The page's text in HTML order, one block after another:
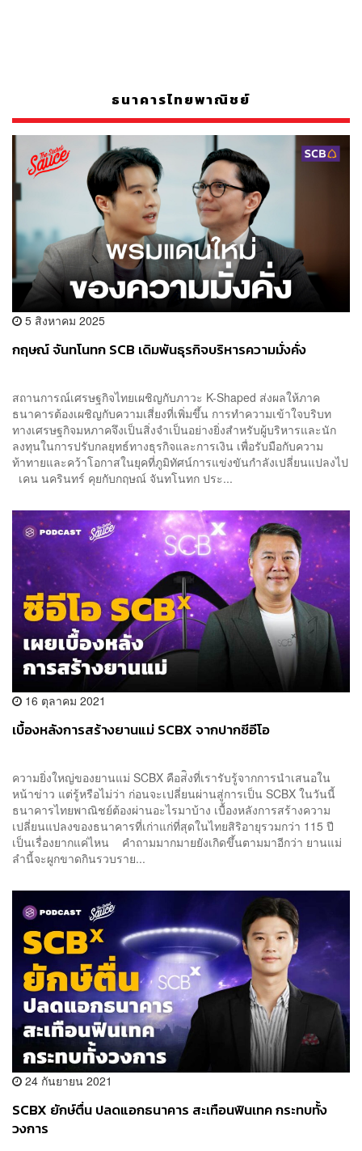
ธนาคารไทยพาณิชย์
5 สิงหาคม 2025
กฤษณ์ จันทโนทก SCB เดิมพันธุรกิจบริหารความมั่งคั่ง
สถานการณ์เศรษฐกิจไทยเผชิญกับภาวะ K-Shaped ส่งผลให้ภาค
ธนาคารต้องเผชิญกับความเสี่ยงที่เพิ่มขึ้น การทำความเข้าใจบริบท
ทางเศรษฐกิจมหภาคจึงเป็นสิ่งจำเป็นอย่างยิ่งสำหรับผู้บริหารและนัก
ลงทุนในการปรับกลยุทธ์ทางธุรกิจและการเงิน เพื่อรับมือกับความ
ท้าทายและคว้าโอกาสในยุคที่ภูมิทัศน์การแข่งขันกำลังเปลี่ยนแปลงไป
เคน นครินทร์ คุยกับกฤษณ์ จันทโนทก ประ...
16 ตุลาคม 2021
เบื้องหลังการสร้างยานแม่ SCBX จากปากซีอีโอ
ความยิ่งใหญ่ของยานแม่ SCBX คือส่ิงที่เรารับรู้จากการนำเสนอใน
หน้าข่าว แต่รู้หรือไม่ว่า ก่อนจะเปลี่ยนผ่านสู่การเป็น SCBX ในวันนี้
ธนาคารไทยพาณิชย์ต้องผ่านอะไรมาบ้าง เบื้องหลังการสร้างความ
เปลี่ยนแปลงของธนาคารที่เก่าแก่ที่สุดในไทยสิริอายุรวมกว่า 115 ปี
เป็นเรื่องยากแค่ไหน คำถามมากมายยังเกิดขึ้นตามมาอีกว่า ยานแม่
ลำนี้จะผูกขาดกินรวบราย...
24 กันยายน 2021
SCBX ยักษ์ตื่น ปลดแอกธนาคาร สะเทือนฟินเทค กระทบทั้ง
วงการ